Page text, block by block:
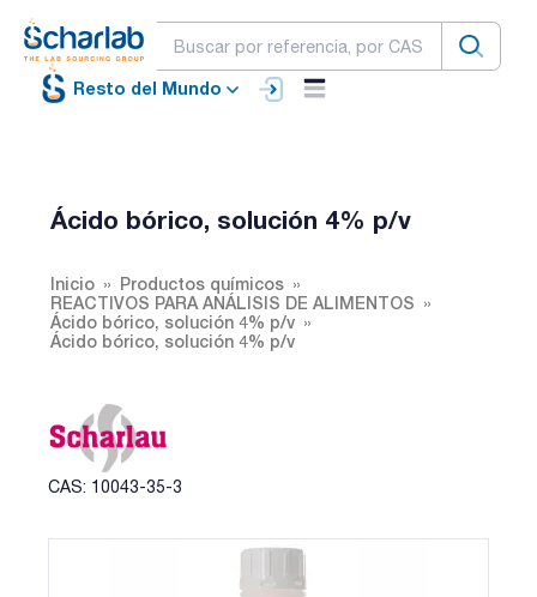
Resto del Mundo
Ácido bórico, solución 4% p/v
Inicio
Productos químicos
REACTIVOS PARA ANÁLISIS DE ALIMENTOS
Ácido bórico, solución 4% p/v
Ácido bórico, solución 4% p/v
CAS: 10043-35-3